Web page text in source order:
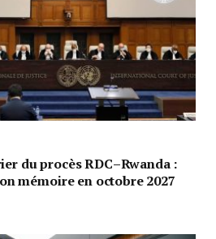
du procès RDC–Rwanda :
mémoire en octobre 2027